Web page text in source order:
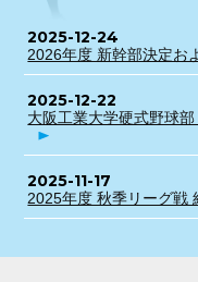
2025-12-24
2026年度 新幹部決定お
2025-12-22
大阪工業大学硬式野球
2025-11-17
2025年度 秋季リーグ戦